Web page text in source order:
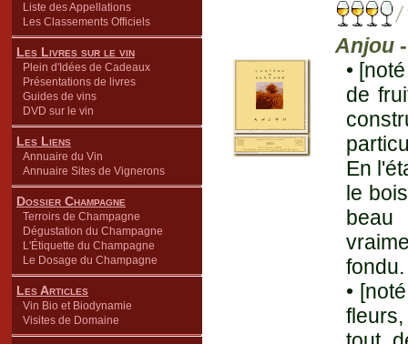
Liste des Appellations
Les Classements Officiels
Les Livres sur le vin
Plein d'Idées de Cadeaux
Présentations de livres
Guides de vins
DVD sur le vin
Les Liens
Annuaire du Vin
Annuaire Sites de Vignerons
Dossier Champagne
Terroirs de Champagne
Dégustation du Champagne
L'Étiquette du Champagne
Le Dosage du Champagne
Les Articles
Vin Bio et Biodynamie
Visites de Domaine
Anjou
•
de
En
le
•